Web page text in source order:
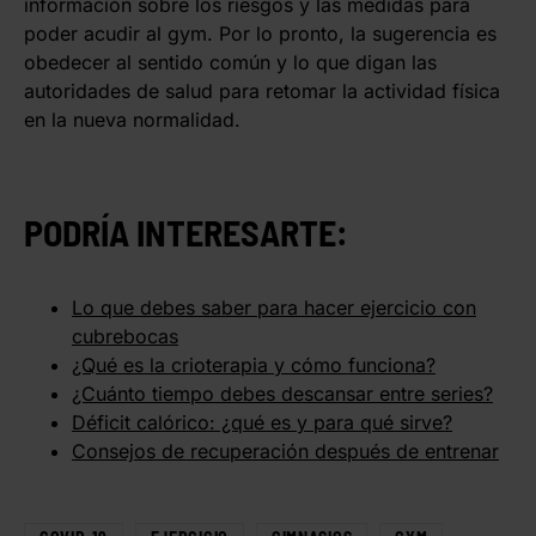
información sobre los riesgos y las medidas para
poder acudir al gym. Por lo pronto, la sugerencia es
obedecer al sentido común y lo que digan las
autoridades de salud para retomar la actividad física
en la nueva normalidad.
PODRÍA INTERESARTE:
Lo que debes saber para hacer ejercicio con
cubrebocas
¿Qué es la crioterapia y cómo funciona?
¿Cuánto tiempo debes descansar entre series?
Déficit calórico: ¿qué es y para qué sirve?
Consejos de recuperación después de entrenar